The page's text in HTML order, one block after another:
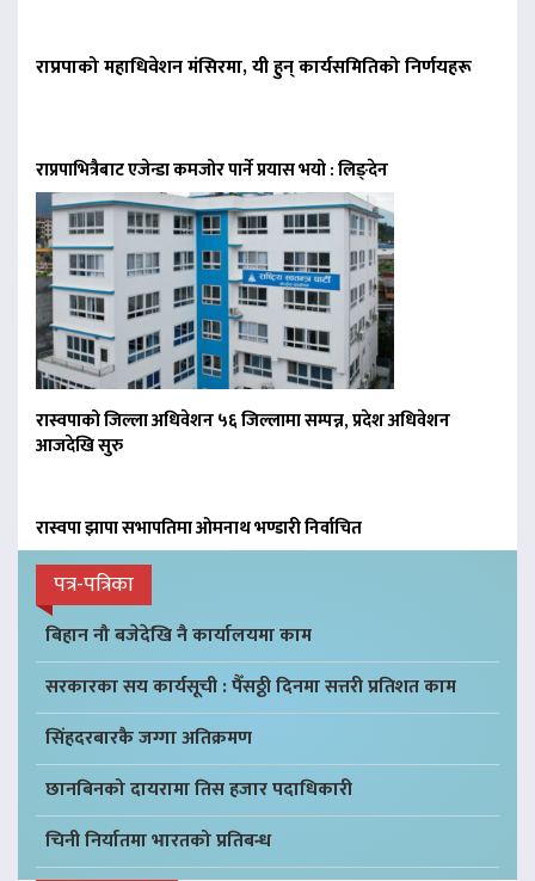
राप्रपाको महाधिवेशन मंसिरमा, यी हुन् कार्यसमितिको निर्णयहरू
राप्रपाभित्रैबाट एजेन्डा कमजोर पार्ने प्रयास भयो : लिङ्देन
रास्वपाको जिल्ला अधिवेशन ५६ जिल्लामा सम्पन्न, प्रदेश अधिवेशन
आजदेखि सुरु
रास्वपा झापा सभापतिमा ओमनाथ भण्डारी निर्वाचित
पत्र-पत्रिका
बिहान नौ बजेदेखि नै कार्यालयमा काम
सरकारका सय कार्यसूची : पैँसठ्ठी दिनमा सत्तरी प्रतिशत काम
सिंहदरबारकै जग्गा अतिक्रमण
छानबिनको दायरामा तिस हजार पदाधिकारी
चिनी निर्यातमा भारतको प्रतिबन्ध